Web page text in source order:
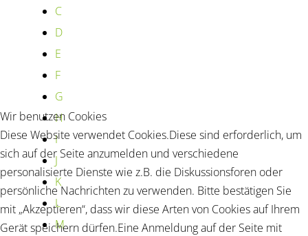
C
D
E
F
G
H
I
J
K
L
M
Wir benutzen Cookies
Diese Website verwendet Cookies.Diese sind erforderlich, um
sich auf der Seite anzumelden und verschiedene
personalisierte Dienste wie z.B. die Diskussionsforen oder
persönliche Nachrichten zu verwenden. Bitte bestätigen Sie
mit „Akzeptieren“, dass wir diese Arten von Cookies auf Ihrem
Gerät speichern dürfen.Eine Anmeldung auf der Seite mit